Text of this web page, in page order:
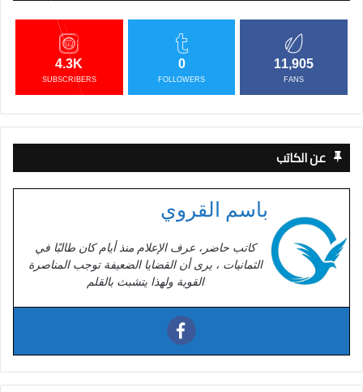
11,905
FANS
0
FOLLOWERS
4.3K
SUBSCRIBERS
عن الكاتب
باسم القروي
كاتب حاضر، عرف الإعلام منذ أيام كان طالبًا في
الثمانيات ، يرى أن القضايا الضعيفة توجب المناصرة
القوية ولهذا يتشبث بالقلم